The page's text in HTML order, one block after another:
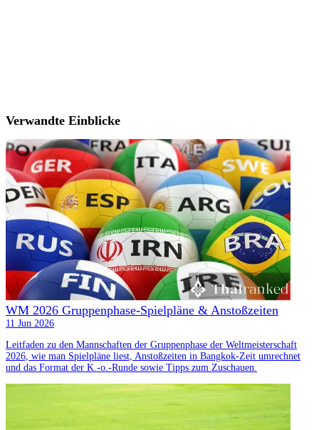
Verwandte Einblicke
WM 2026 Gruppenphase-Spielpläne & Anstoßzeiten
11 Jun 2026
Leitfaden zu den Mannschaften der Gruppenphase der Weltmeisterschaft
2026, wie man Spielpläne liest, Anstoßzeiten in Bangkok-Zeit umrechnet
und das Format der K.-o.-Runde sowie Tipps zum Zuschauen.